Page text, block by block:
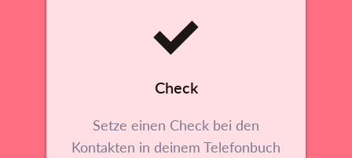
Check
Setze einen Check bei den
Kontakten in deinem Telefonbuch